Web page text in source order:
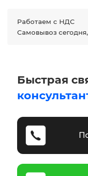
Работаем с НДС
Самовывоз
Быстрая